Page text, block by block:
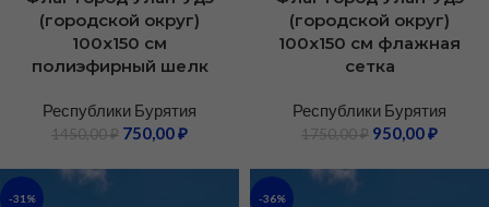
(городской округ)
100х150 см
полиэфирный шелк
Республики Бурятия
1450,00₽ 750,00₽
(городской округ)
100х150 см флажная
сетка
Республики Бурятия
1750,00₽ 950,00₽
-31% -36%